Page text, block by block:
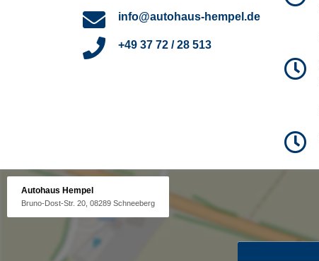
info@autohaus-hempel.de
+49 37 72 / 28 513
Autohaus Hempel
Bruno-Dost-Str. 20, 08289 Schneeberg